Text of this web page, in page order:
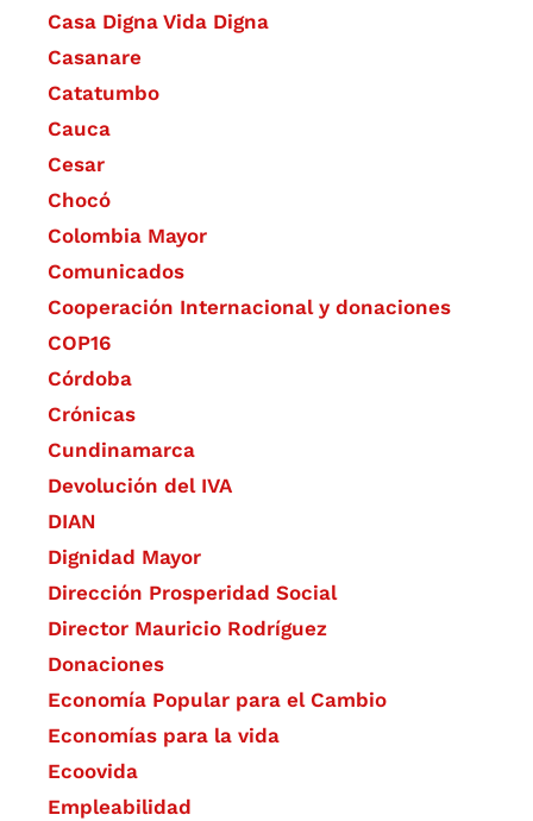
Casa Digna Vida Digna
Casanare
Catatumbo
Cauca
Cesar
Chocó
Colombia Mayor
Comunicados
Cooperación Internacional y donaciones
COP16
Córdoba
Crónicas
Cundinamarca
Devolución del IVA
DIAN
Dignidad Mayor
Dirección Prosperidad Social
Director Mauricio Rodríguez
Donaciones
Economía Popular para el Cambio
Economías para la vida
Ecoovida
Empleabilidad